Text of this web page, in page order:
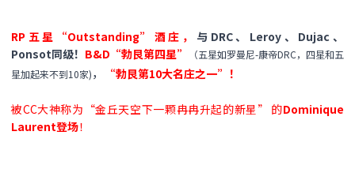
RP五星“Outstanding”酒庄， 与DRC、Leroy、Dujac、
Ponsot同级！ B&D“勃艮第四星”
（五星如罗曼尼-康帝DRC，四星和五
星加起来不到10家)， “勃艮第10大名庄之一”！
被CC大神称为“金丘天空下一颗冉冉升起的新星” 的Dominique
Laurent登场！